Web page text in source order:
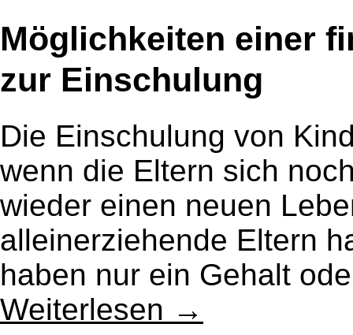
Möglichkeiten einer
zur Einschulung
Die Einschulung von
wenn die Eltern sich
wieder einen neuen
alleinerziehende Eltern
haben nur ein Gehalt
Weiterlesen →